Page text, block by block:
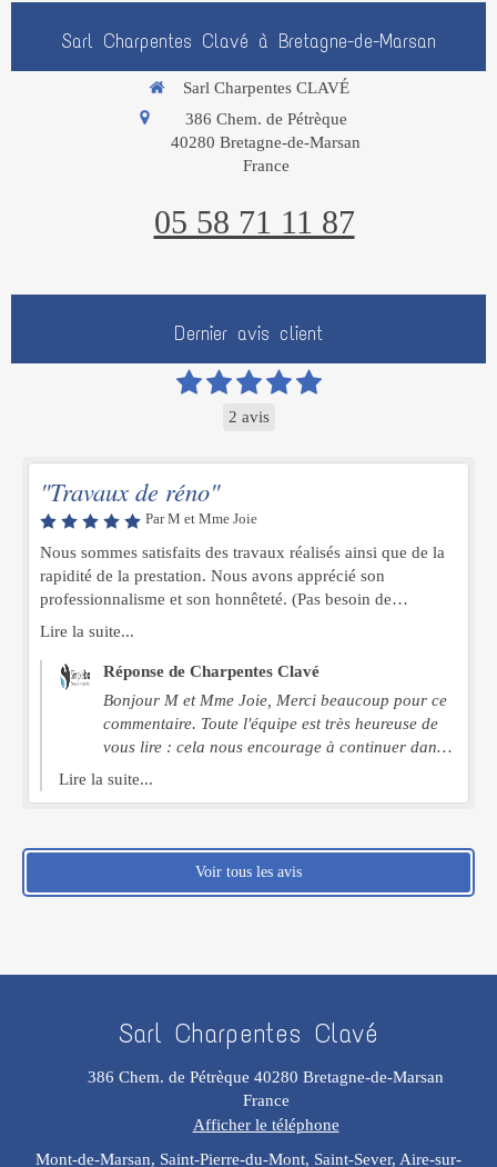
Sarl Charpentes Clavé à Bretagne-de-Marsan
Sarl Charpentes CLAVÉ
386 Chem. de Pétrèque
40280 Bretagne-de-Marsan
France
05 58 71 11 87
Dernier avis client
2 avis
"Travaux de réno"
Par M et Mme Joie
Nous sommes satisfaits des travaux réalisés ainsi que de la
rapidité de la prestation. Nous avons apprécié son
professionnalisme et son honnêteté. (Pas besoin de
remplacer si on peut réparer ....)
Lire la suite...
Réponse de Charpentes Clavé
Bonjour M et Mme Joie, Merci beaucoup pour ce
commentaire. Toute l'équipe est très heureuse de
vous lire : cela nous encourage à continuer dans
ce sens. Excellente journée et à très vite !
Lire la suite...
Voir tous les avis
Sarl Charpentes Clavé
386 Chem. de Pétrèque 40280 Bretagne-de-Marsan
France
Afficher le téléphone
Mont-de-Marsan, Saint-Pierre-du-Mont, Saint-Sever, Aire-sur-